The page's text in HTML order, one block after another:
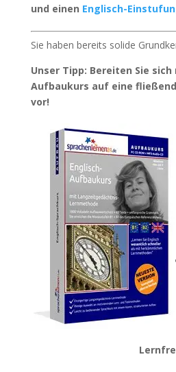
und einen Englisch-
Sie haben bereits solide
Unser Tipp: Bereiten Sie
Aufbaukurs auf eine
vor!